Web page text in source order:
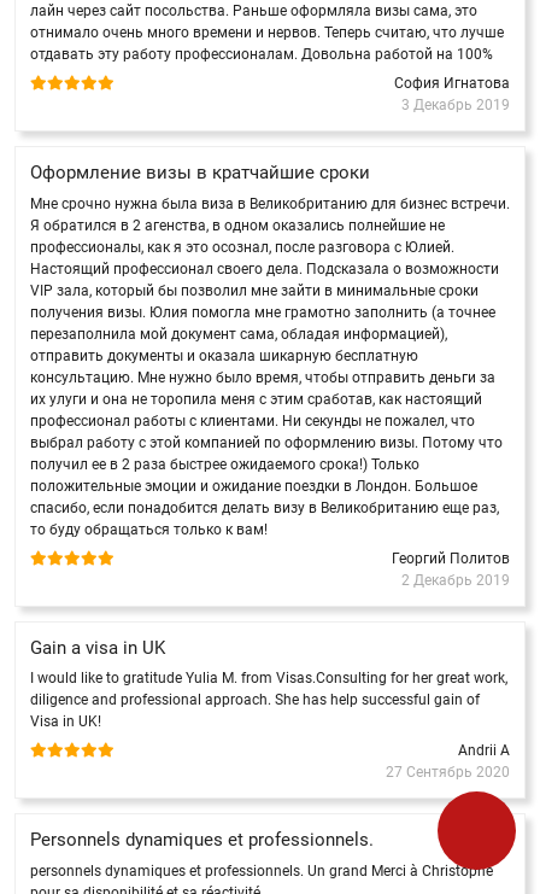
лайн через сайт посольства. Раньше оформляла визы сама, это
отнимало очень много времени и нервов. Теперь считаю, что лучше
отдавать эту работу профессионалам. Довольна работой на 100%
София Игнатова
3 Декабрь 2019
Оформление визы в кратчайшие сроки
Мне срочно нужна была виза в Великобританию для бизнес встречи.
Я обратился в 2 агенства, в одном оказались полнейшие не
профессионалы, как я это осознал, после разговора с Юлией.
Настоящий профессионал своего дела. Подсказала о возможности
VIP зала, который бы позволил мне зайти в минимальные сроки
получения визы. Юлия помогла мне грамотно заполнить (а точнее
перезаполнила мой документ сама, обладая информацией),
отправить документы и оказала шикарную бесплатную
консультацию. Мне нужно было время, чтобы отправить деньги за
их улуги и она не торопила меня с этим сработав, как настоящий
профессионал работы с клиентами. Ни секунды не пожалел, что
выбрал работу с этой компанией по оформлению визы. Потому что
получил ее в 2 раза быстрее ожидаемого срока!) Только
положительные эмоции и ожидание поездки в Лондон. Большое
спасибо, если понадобится делать визу в Великобританию еще раз,
то буду обращаться только к вам!
Георгий Политов
2 Декабрь 2019
Gain a visa in UK
I would like to gratitude Yulia M. from Visas.Consulting for her great work,
diligence and professional approach. She has help successful gain of
Visa in UK!
Andrii A
27 Сентябрь 2020
Personnels dynamiques et professionnels.
personnels dynamiques et professionnels. Un grand Merci à Christophe